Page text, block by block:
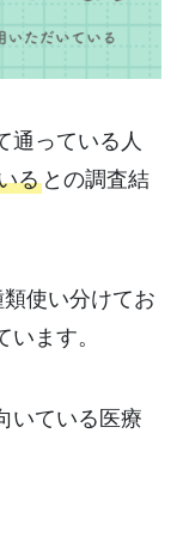
通っている人
るとの調査結
使い分けてお
ます。
いている医療